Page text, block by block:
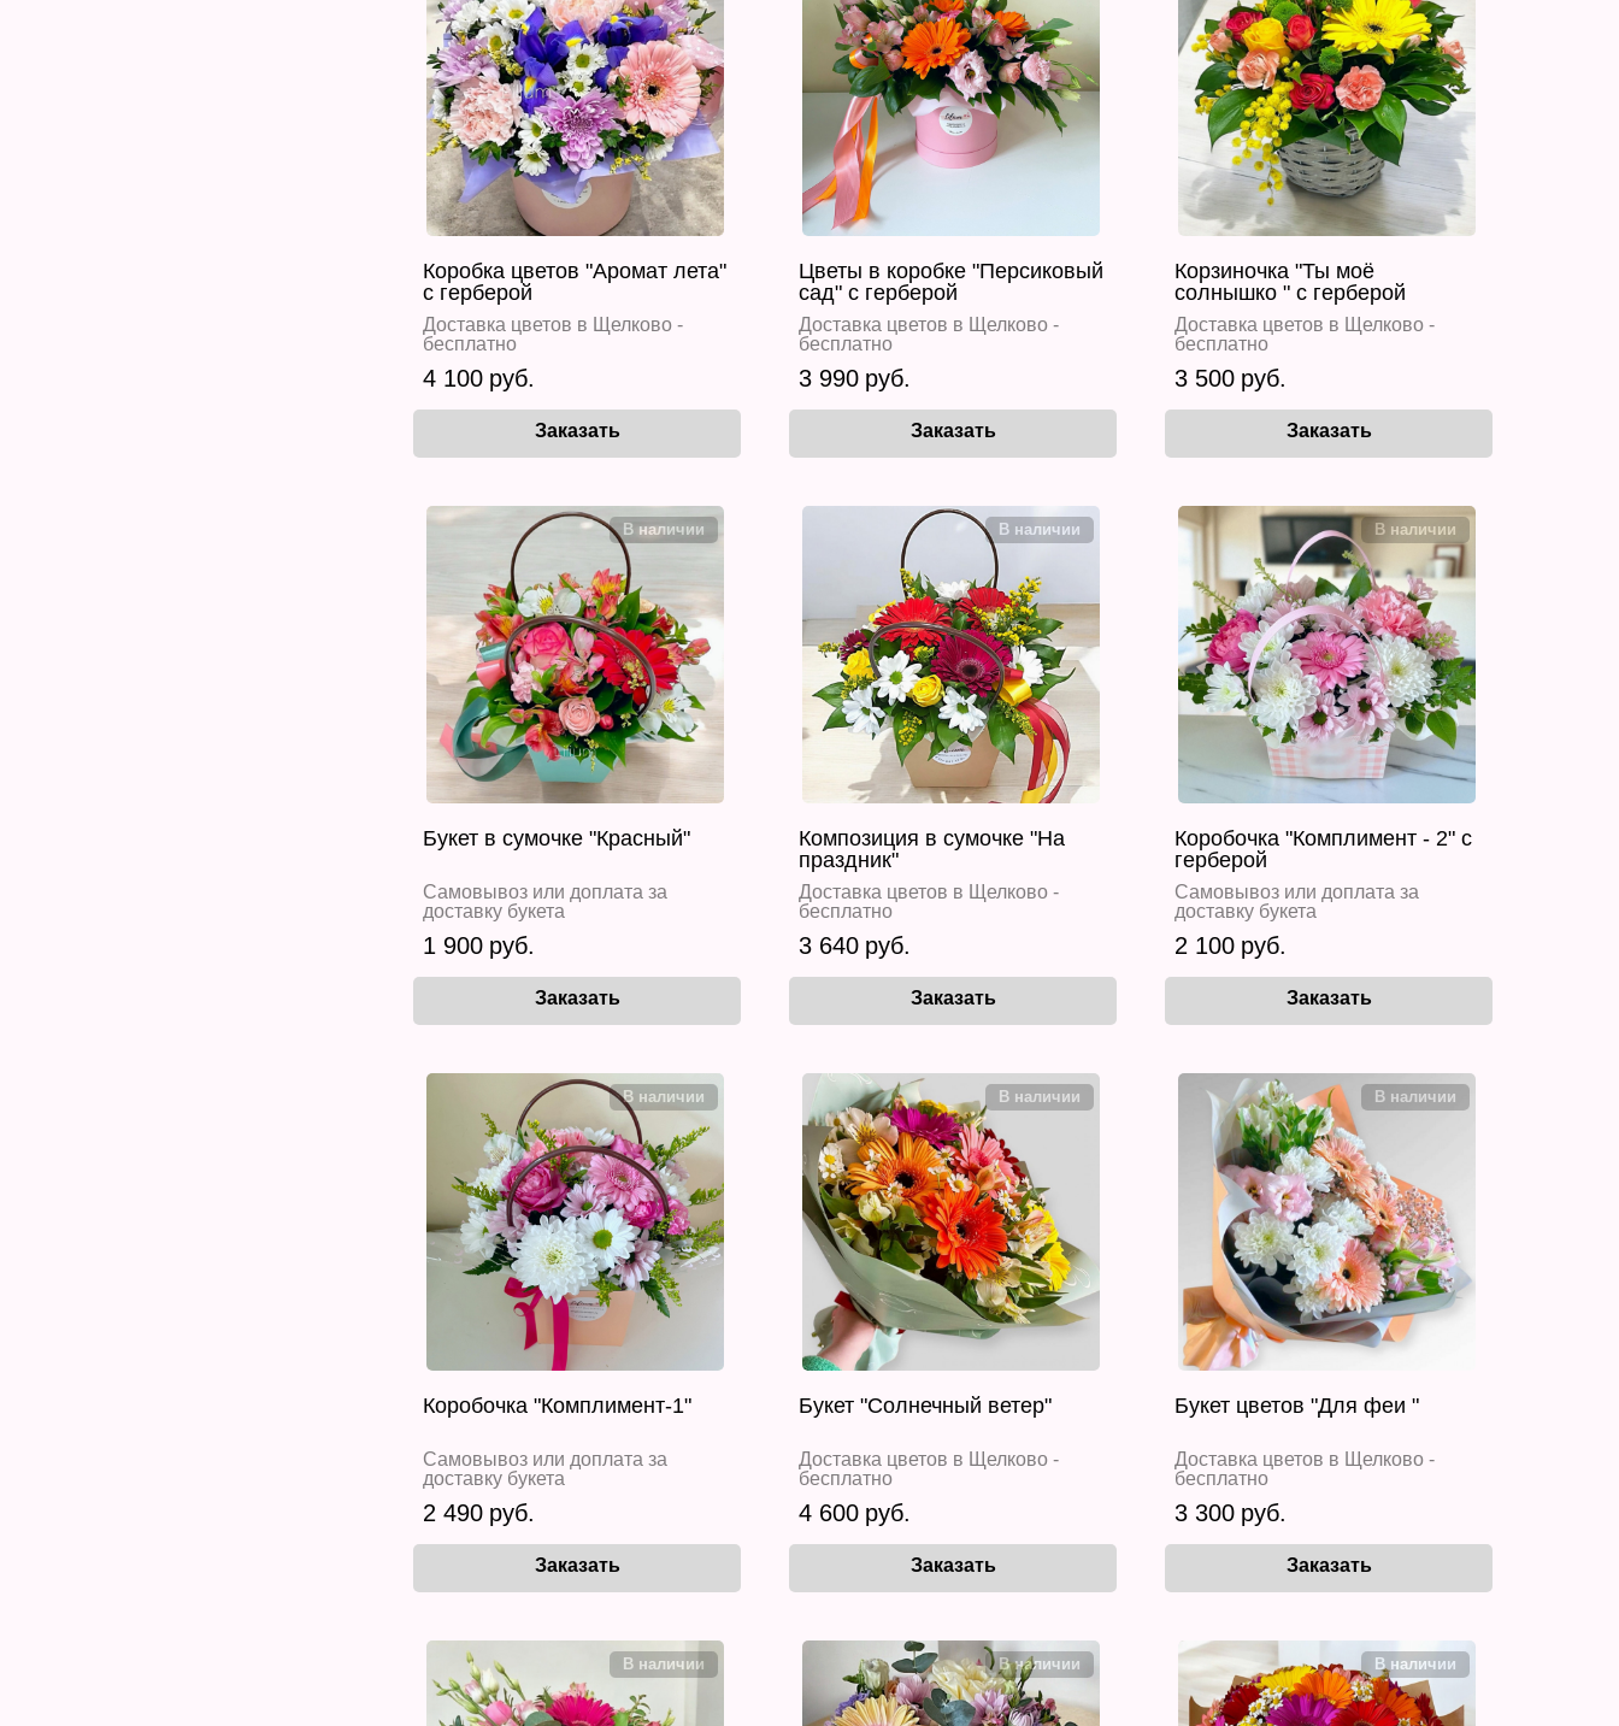
Коробка цветов "Аромат лета"
с герберой
Доставка цветов в Щелково -
бесплатно
4 100
Цветы в коробке "Персиковый
сад" с герберой
Доставка цветов в Щелково -
бесплатно
3 990
Корзиночка "Ты моё
солнышко " с герберой
Доставка цветов в Щелково -
бесплатно
3 500
Букет в сумочке "Красный"
Самовывоз или доплата за
доставку букета
1 900
Композиция в сумочке "На
праздник"
Доставка цветов в Щелково -
бесплатно
3 640
Коробочка "Комплимент - 2" с
герберой
Самовывоз или доплата за
доставку букета
2 100
Коробочка "Комплимент-1"
Самовывоз или доплата за
доставку букета
2 490
Букет "Солнечный ветер"
Доставка цветов в Щелково -
бесплатно
4 600
Букет цветов "Для феи "
Доставка цветов в Щелково -
бесплатно
3 300